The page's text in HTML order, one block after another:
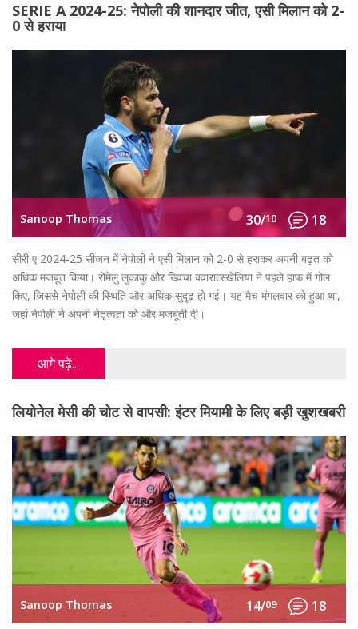
SERIE A 2024-25: नेपोली की शानदार जीत, एसी मिलान को 2-
0 से हराया
Sanoop Thomas 30/10 18
सीरी ए 2024-25 सीजन में नेपोली ने एसी मिलान को 2-0 से हराकर अपनी बढ़त को
अधिक मजबूत किया। रोमेलु लुकाकु और ख्विचा क्वारात्स्खेलिया ने पहले हाफ में गोल
किए, जिससे नेपोली की स्थिति और अधिक सुदृढ़ हो गई। यह मैच मंगलवार को हुआ था,
जहां नेपोली ने अपनी नेतृत्वता को और मजबूती दी।
आगे पढ़ें...
लियोनेल मेसी की चोट से वापसी: इंटर मियामी के लिए बड़ी खुशखबरी
Sanoop Thomas 14/09 18